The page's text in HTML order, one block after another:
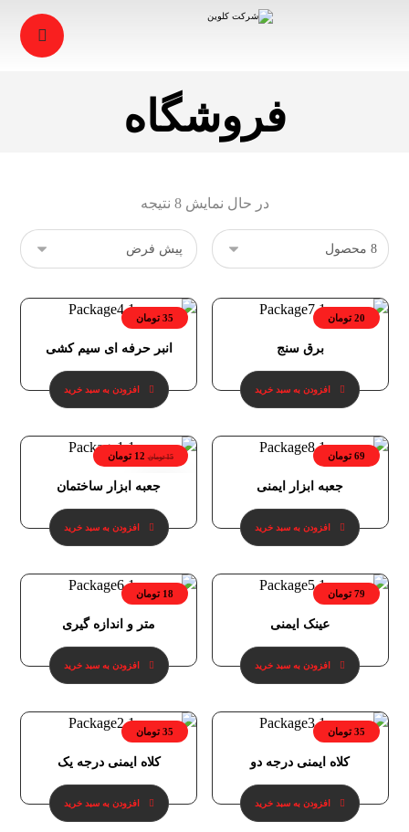
فروشگاه
در حال نمایش 8 نتیجه
برق سنج
20 تومان
افزودن به سبد خرید
انبر حرفه ای سیم کشی
35 تومان
افزودن به سبد خرید
جعبه ابزار ایمنی
69 تومان
افزودن به سبد خرید
20%جعبه ابزار ساختمان
15 تومان 12 تومان
افزودن به سبد خرید
عینک ایمنی
79 تومان
افزودن به سبد خرید
متر و اندازه گیری
18 تومان
افزودن به سبد خرید
کلاه ایمنی درجه دو
35 تومان
افزودن به سبد خرید
کلاه ایمنی درجه یک
35 تومان
افزودن به سبد خرید